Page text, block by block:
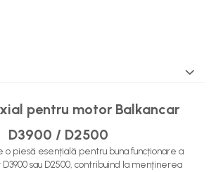
pentru motor Balkancar
D3900 / D2500
o piesă esențială pentru buna funcționare a
D3900 sau D2500, contribuind la menținerea